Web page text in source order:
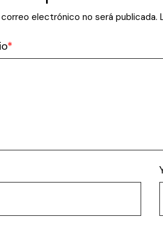
electrónico no será publicada.